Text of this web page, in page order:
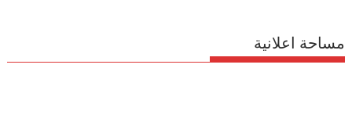
مساحة اعلانية